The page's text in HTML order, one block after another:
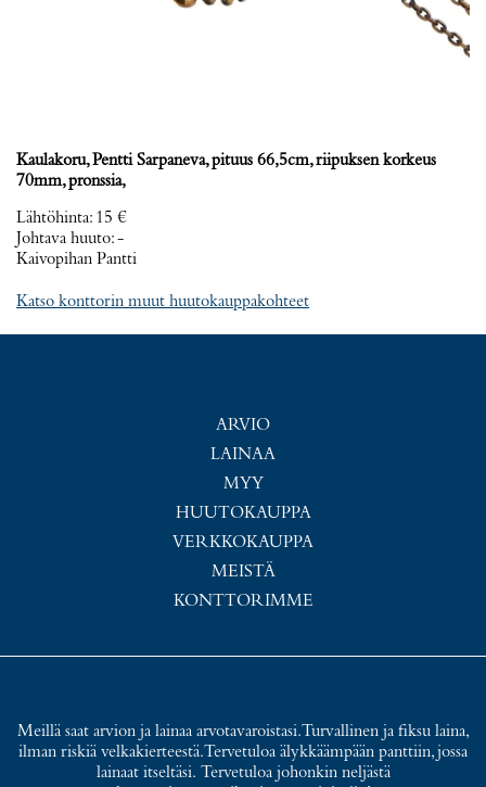
Kaulakoru, Pentti Sarpaneva, pituus 66,5cm, riipuksen korkeus
70mm, pronssia,
Lähtöhinta: 15 €
Johtava huuto:-
Kaivopihan Pantti
Katso konttorin muut huutokauppakohteet
ARVIO
LAINAA
MYY
HUUTOKAUPPA
VERKKOKAUPPA
MEISTÄ
KONTTORIMME
Meillä saat arvion ja lainaa arvotavaroistasi. Turvallinen ja fiksu laina,
ilman riskiä velkakierteestä. Tervetuloa älykkäämpään panttiin, jossa
lainaat itseltäsi. Tervetuloa johonkin neljästä